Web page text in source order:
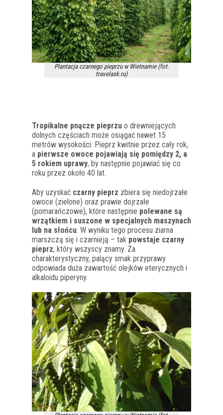
Plantacja czarnego pieprzu w Wietnamie (fot.
travelask.ru)
Tropikalne pnącze pieprzu o drewniejących
dolnych częściach może osiągać nawet 15
metrów wysokości. Pieprz kwitnie przez cały rok,
a pierwsze owoce pojawiają się pomiędzy 2, a
5 rokiem uprawy, by następnie pojawiać się co
roku przez około 40 lat.
Aby uzyskać czarny pieprz zbiera się niedojrzałe
owoce (zielone) oraz prawie dojrzałe
(pomarańczowe), które następnie polewane są
wrzątkiem i suszone w specjalnych maszynach
lub na słońcu. W wyniku tego procesu ziarna
marszczą się i czarnieją – tak powstaje czarny
pieprz, który wszyscy znamy. Za
charakterystyczny, palący smak przyprawy
odpowiada duża zawartość olejków eterycznych i
alkaloidu piperyny.